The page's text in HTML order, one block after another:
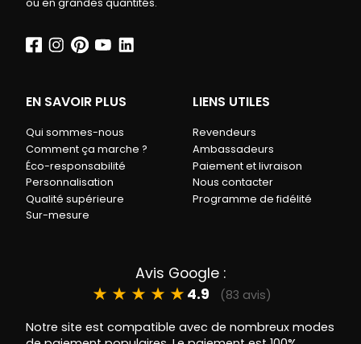
ou en grandes quantités.
EN SAVOIR PLUS
Qui sommes-nous
Comment ça marche ?
Éco-responsabilité
Personnalisation
Qualité supérieure
Sur-mesure
LIENS UTILES
Revendeurs
Ambassadeurs
Paiement et livraison
Nous contacter
Programme de fidélité
Avis Google :
★ ★ ★ ★ ★ 4.9
(83 avis)
Notre site est compatible avec de nombreux modes